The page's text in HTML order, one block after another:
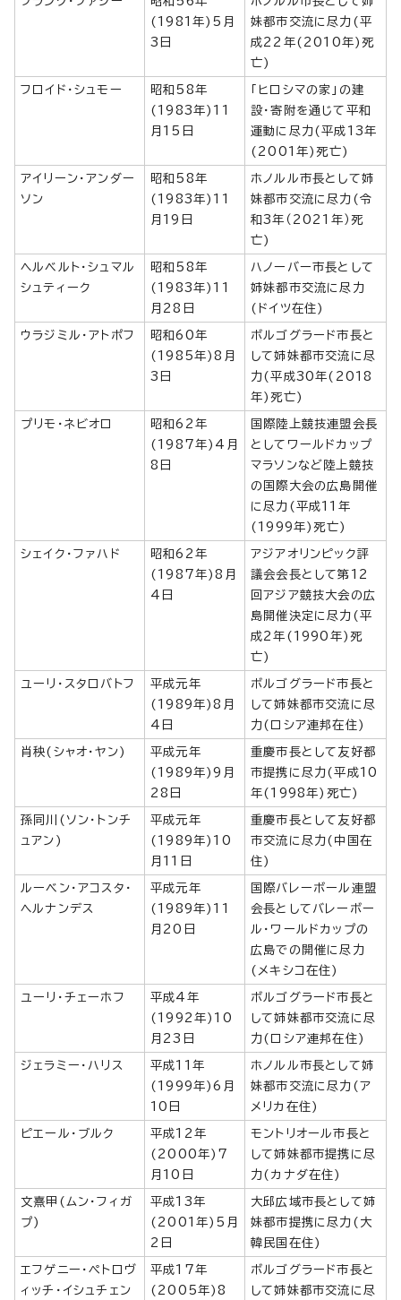
(1981年)5月
3日
妹都市交流に尽力(平
成22年(2010年)死
亡)
フロイド・シュモー
昭和58年
(1983年)11
月15日
「ヒロシマの家」の建
設・寄附を通じて平和
運動に尽力(平成13年
(2001年)死亡)
アイリーン・アンダー
ソン
昭和58年
(1983年)11
月19日
ホノルル市長として姉
妹都市交流に尽力(令
和3年（2021年）死
亡)
ヘルベルト・シュマル
シュティーク
昭和58年
(1983年)11
月28日
ハノーバー市長として
姉妹都市交流に尽力
(ドイツ在住)
ウラジミル・アトポフ
昭和60年
(1985年)8月
3日
ボルゴグラード市長と
して姉妹都市交流に尽
力(平成30年(2018
年)死亡)
プリモ・ネビオロ
昭和62年
(1987年)4月
8日
国際陸上競技連盟会長
としてワールドカップ
マラソンなど陸上競技
の国際大会の広島開催
に尽力(平成11年
(1999年)死亡)
シェイク・ファハド
昭和62年
(1987年)8月
4日
アジアオリンピック評
議会会長として第12
回アジア競技大会の広
島開催決定に尽力(平
成2年(1990年)死
亡)
ユーリ・スタロバトフ
平成元年
(1989年)8月
4日
ボルゴグラード市長と
して姉妹都市交流に尽
力(ロシア連邦在住)
肖秧(シャオ・ヤン)
平成元年
(1989年)9月
28日
重慶市長として友好都
市提携に尽力(平成10
年(1998年)死亡)
孫同川(ソン・トンチ
ュアン)
平成元年
(1989年)10
月11日
重慶市長として友好都
市交流に尽力(中国在
住)
ルーベン・アコスタ・
ヘルナンデス
平成元年
(1989年)11
月20日
国際バレーボール連盟
会長としてバレーボー
ル・ワールドカップの
広島での開催に尽力
(メキシコ在住)
ユーリ・チェーホフ
平成4年
(1992年)10
月23日
ボルゴグラード市長と
して姉妹都市交流に尽
力(ロシア連邦在住)
ジェラミー・ハリス
平成11年
(1999年)6月
10日
ホノルル市長として姉
妹都市交流に尽力(ア
メリカ在住)
ピエール・ブルク
平成12年
(2000年)7
月10日
モントリオール市長と
して姉妹都市提携に尽
力(カナダ在住)
文熹甲(ムン・フィガ
プ)
平成13年
(2001年)5月
2日
大邱広域市長として姉
妹都市提携に尽力(大
韓民国在住)
エフゲニー・ペトロヴ
ィッチ・イシュチェン
平成17年
(2005年)8
ボルゴグラード市長と
して姉妹都市交流に尽